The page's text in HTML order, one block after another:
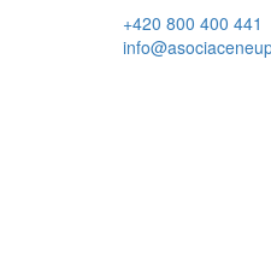
+420 800 400 441